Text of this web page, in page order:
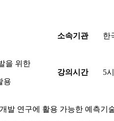
소속기관 한
을 위한
용
강의시간 5
발 연구에 활용 가능한 예측기